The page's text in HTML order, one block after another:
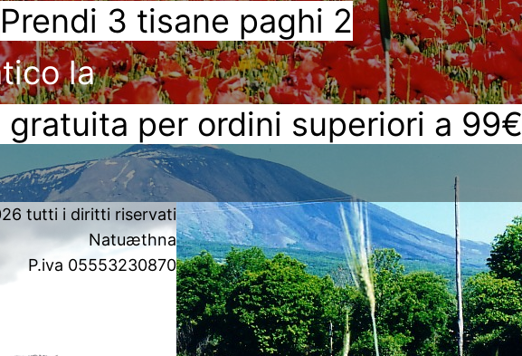
Prendi 3 tisane paghi 2
la
gratuita per ordini superiori a 99€
tutti i diritti riservati
Natuæthna
P.iva 05553230870